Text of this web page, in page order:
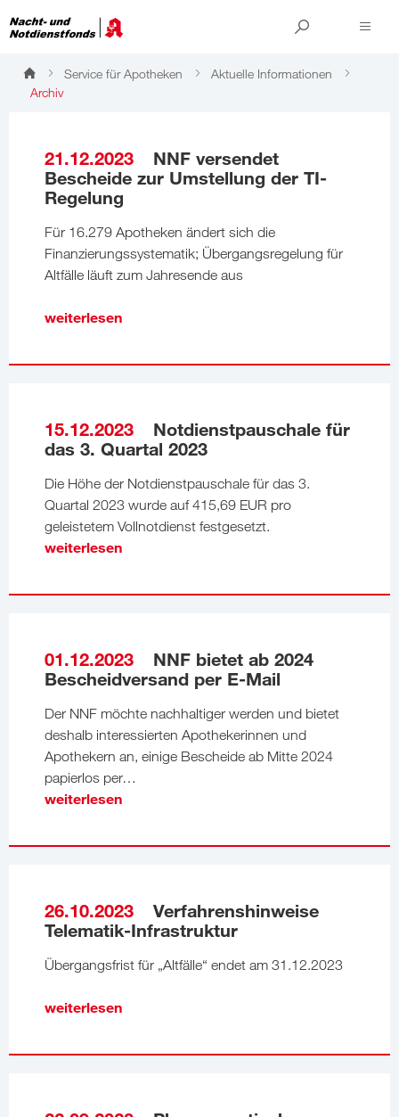
Service für Apotheken
Aktuelle Informationen
Archiv
21.12.2023
NNF versendet
Bescheide zur Umstellung der TI-
Regelung
Für 16.279 Apotheken ändert sich die
Finanzierungssystematik; Übergangsregelung für
Altfälle läuft zum Jahresende aus
weiterlesen
15.12.2023
Notdienstpauschale für
das 3. Quartal 2023
Die Höhe der Notdienstpauschale für das 3.
Quartal 2023 wurde auf 415,69 EUR pro
geleistetem Vollnotdienst festgesetzt.
weiterlesen
01.12.2023
NNF bietet ab 2024
Bescheidversand per E-Mail
Der NNF möchte nachhaltiger werden und bietet
deshalb interessierten Apothekerinnen und
Apothekern an, einige Bescheide ab Mitte 2024
papierlos per…
weiterlesen
26.10.2023
Verfahrenshinweise
Telematik-Infrastruktur
Übergangsfrist für „Altfälle“ endet am 31.12.2023
weiterlesen